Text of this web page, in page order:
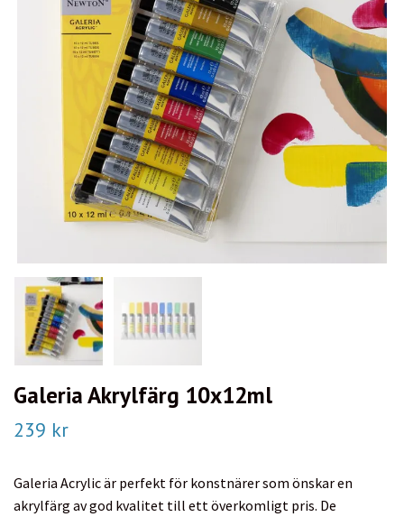
Galeria Akrylfärg 10x12ml
239 kr
Galeria Acrylic är perfekt för konstnärer som önskar en
akrylfärg av god kvalitet till ett överkomligt pris. De